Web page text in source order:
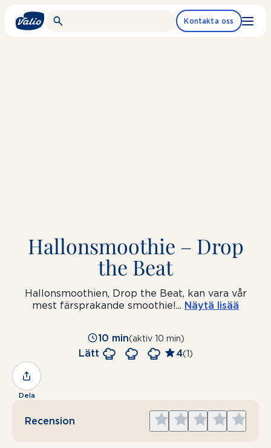
Kontakta oss
Hallonsmoothie – Drop
the Beat
Hallonsmoothien, Drop the Beat, kan vara vår
mest färsprakande smoothie!... Näytä lisää
10 min(aktiv 10 min)
Lätt 4(1)
Dela
Recension
Give
5
Give
4
Give
3
Give
2
Give
1